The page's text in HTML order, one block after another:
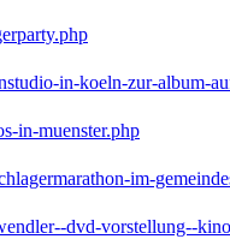
in-koeln-zur-album-
in-muenster.php
im-
dvd-vorstellung--